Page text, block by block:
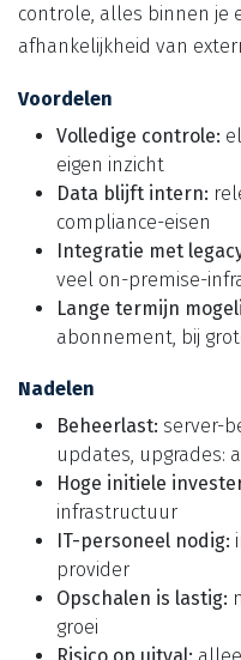
controle, alles binnen je
afhankelijkheid van
Voordelen
Volledige controle:
eigen inzicht
Data blijft intern:
compliance-eisen
Integratie met
veel on-premise-
Lange termijn
abonnement, bij
Nadelen
Beheerlast: server-
updates, upgrades:
Hoge initiele
infrastructuur
IT-personeel nodig:
provider
Opschalen is lastig:
groei